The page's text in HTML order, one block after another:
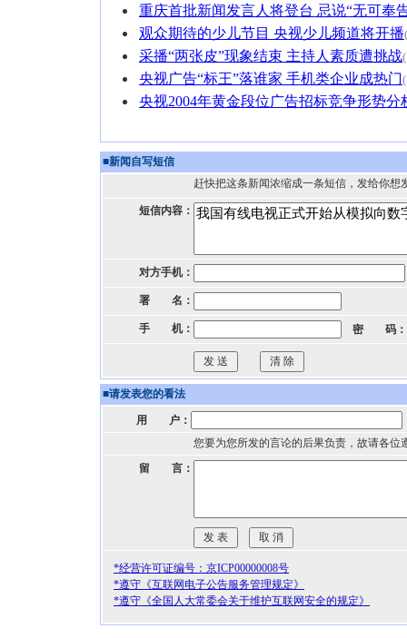
重庆首批新闻发言人将登台 忌说“无可奉
观众期待的少儿节目 央视少儿频道将开播
采播“两张皮”现象结束 主持人素质遭挑战
央视广告“标王”落谁家 手机类企业成热门
央视2004年黄金段位广告招标竞争形势分
■新闻自写短信
赶快把这条新闻浓缩成一条短信，发给你想
短信内容：
对方手机：
署 名：
手 机： 密 码：
■请发表您的看法
用 户：
您要为您所发的言论的后果负责，故请各位
留 言：
*经营许可证编号：京ICP00000008号
*遵守《互联网电子公告服务管理规定》
*遵守《全国人大常委会关于维护互联网安全的规定》